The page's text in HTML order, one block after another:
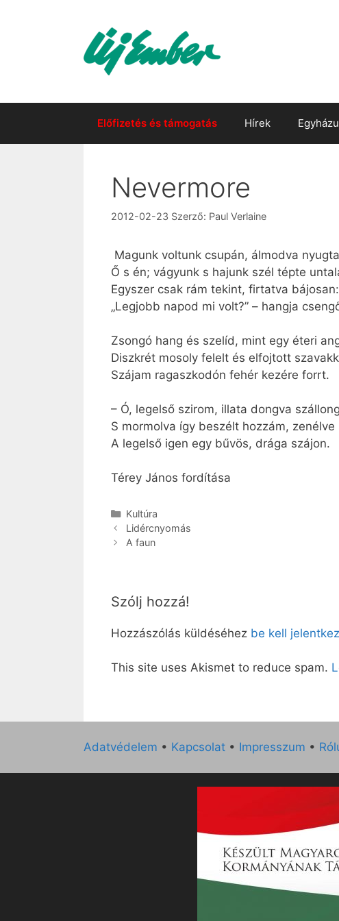
Előfizetés és támogatás Hírek
Nevermore
2012-02-23 Szerző: Paul Verlaine
Magunk voltunk csupán, álmodva
Ő s én; vágyunk s hajunk szél tépte
Egyszer csak rám tekint, firtatva bájosan:
„Legjobb napod mi volt?” – hangja
Zsongó hang és szelíd, mint egy éteri
Diszkrét mosoly felelt és elfojtott
Szájam ragaszkodón fehér kezére forrt.
– Ó, legelső szirom, illata dongva
S mormolva így beszélt hozzám, zenélve
A legelső igen egy bűvös, drága szájon.
Térey János fordítása
Kategória
Kultúra
Lidércnyomás
A faun
Szólj hozzá!
Hozzászólás küldéséhez be kell
This site uses Akismet to reduce spam.
Adatvédelem • Kapcsolat • Impresszum •